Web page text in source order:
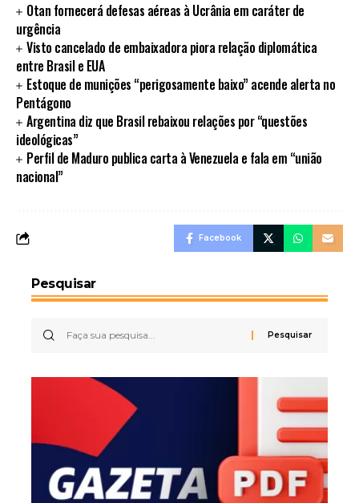
Otan fornecerá defesas aéreas à Ucrânia em caráter de
urgência
Visto cancelado de embaixadora piora relação diplomática
entre Brasil e EUA
Estoque de munições “perigosamente baixo” acende alerta no
Pentágono
Argentina diz que Brasil rebaixou relações por “questões
ideológicas”
Perfil de Maduro publica carta à Venezuela e fala em “união
nacional”
Facebook
Pesquisar